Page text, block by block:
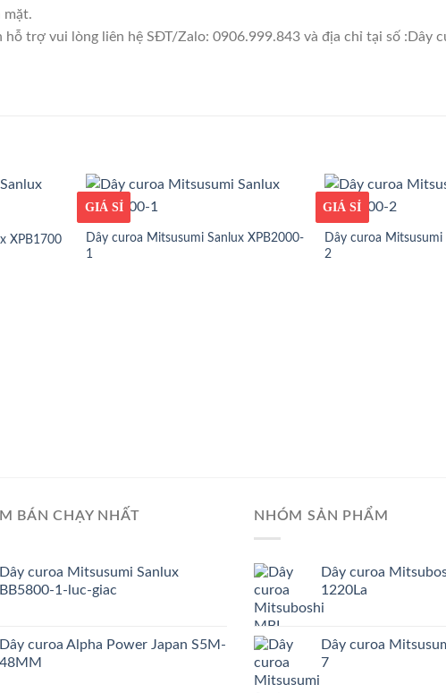
mặt.
trợ vui lòng liên hệ SĐT/Zalo: 0906.999.843 và địa chỉ tại số :Dây
XPB1700
GIÁ TỐT
GIÁ SỈ
Dây curoa Mitsusumi Sanlux XPB2000-
1
GIÁ TỐT
GIÁ SỈ
Dây curoa Mitsusumi
2
BÁN CHẠY NHẤT
Dây curoa Mitsusumi Sanlux
BB5800-1-luc-giac
Dây curoa Alpha Power Japan S5M-
48MM
NHÓM SẢN PHẨM
Dây curoa
1220La
Dây curoa
7